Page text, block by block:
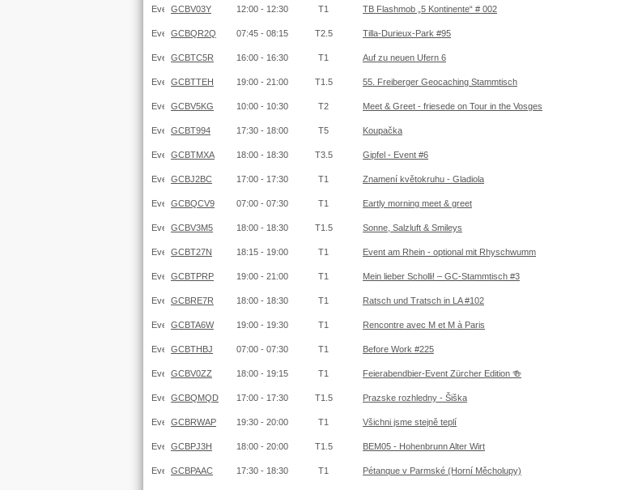
GCBV03Y 12:00 - 12:30 T1 TB Flashmob „5 Kontinente“ # 002
GCBQR2Q 07:45 - 08:15 T2.5 Tilla-Durieux-Park #95
GCBTC5R 16:00 - 16:30 T1 Auf zu neuen Ufern 6
GCBTTEH 19:00 - 21:00 T1.5 55. Freiberger Geocaching Stammtisch
GCBV5KG 10:00 - 10:30 T2 Meet & Greet - friesede on Tour in the Vosges
GCBT994 17:30 - 18:00 T5 Koupačka
GCBTMXA 18:00 - 18:30 T3.5 Gipfel - Event #6
GCBJ2BC 17:00 - 17:30 T1 Znamení květokruhu - Gladiola
GCBQCV9 07:00 - 07:30 T1 Eartly morning meet & greet
GCBV3M5 18:00 - 18:30 T1.5 Sonne, Salzluft & Smileys
GCBT27N 18:15 - 19:00 T1 Event am Rhein - optional mit Rhyschwumm
GCBTPRP 19:00 - 21:00 T1 Mein lieber Scholli! – GC-Stammtisch #3
GCBRE7R 18:00 - 18:30 T1 Ratsch und Tratsch in LA #102
GCBTA6W 19:00 - 19:30 T1 Rencontre avec M et M à Paris
GCBTHBJ 07:00 - 07:30 T1 Before Work #225
GCBV0ZZ 18:00 - 19:15 T1 Feierabendbier-Event Zürcher Edition 🍻
GCBQMQD 17:00 - 17:30 T1.5 Prazske rozhledny - Šiška
GCBRWAP 19:30 - 20:00 T1 Všichni jsme stejně teplí
GCBPJ3H 18:00 - 20:00 T1.5 BEM05 - Hohenbrunn Alter Wirt
GCBPAAC 17:30 - 18:30 T1 Pétanque v Parmské (Horní Měcholupy)